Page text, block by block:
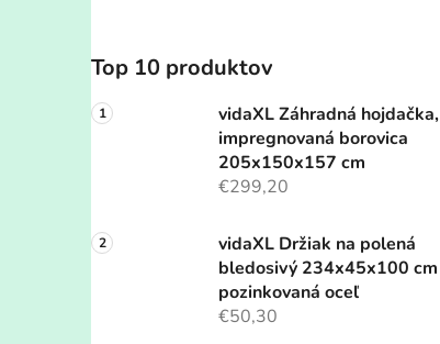
Top 10 produktov
vidaXL Záhradná hojdačka,
impregnovaná borovica
205x150x157 cm
€299,20
vidaXL Držiak na polená
bledosivý 234x45x100 cm
pozinkovaná oceľ
€50,30